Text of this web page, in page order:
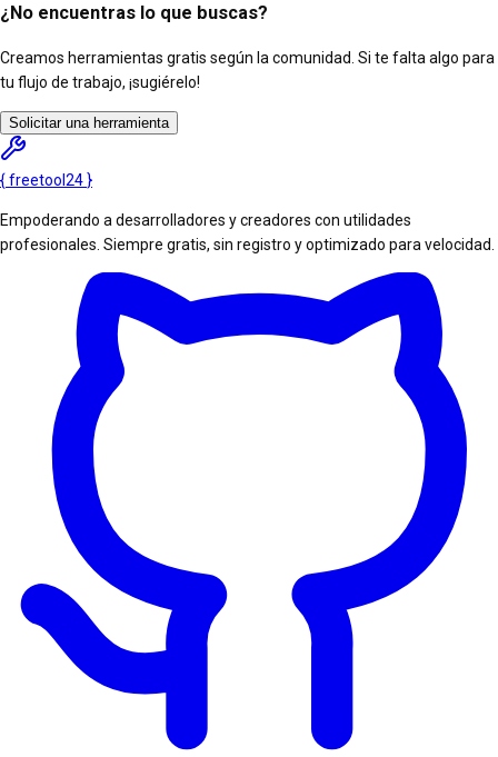
¿No encuentras lo que buscas?
Creamos herramientas gratis según la comunidad. Si te falta algo para
tu flujo de trabajo, ¡sugiérelo!
Solicitar una herramienta
{freetool 24 }
Empoderando a desarrolladores y creadores con utilidades
profesionales. Siempre gratis, sin registro y optimizado para velocidad.